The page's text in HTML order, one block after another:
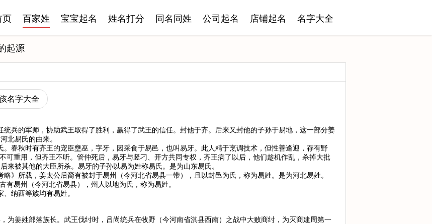
页 百家姓 宝宝起名 姓名打分 同名同姓 公司起名 店铺起名 名字大全
起源
名字大全
兵的军师，协助武王取得了胜利，赢得了武王的信任。封他于齐。后来又封他的子孙于易地，这一部分姜
北易氏的由来。
春秋时有齐王的宠臣壅巫，字牙，因采食于易邑，也叫易牙。此人精于烹调技术，但性善逢迎，存有野
可重用，但齐王不听。管仲死后，易牙与竖刁、开方共同专权，齐王病了以后，他们趁机作乱，杀掉大批
来被其他的大臣所杀。易牙的子孙以易为姓称易氏。是为山东易氏。
》所载，姜太公后裔有被封于易州（今河北省易县一带），且以封邑为氏，称为易姓。是为河北易姓。
有易州（今河北省易县），州人以地为氏，称为易姓。
纳西等族均有易姓。
为姜姓部落族长。武王伐纣时，吕尚统兵在牧野（今河南省淇县西南）之战中大败商纣，为灭商建周第一